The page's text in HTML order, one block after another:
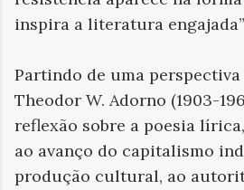
inspira a literatura engajada”
Partindo de uma
Theodor W. Adorno (1903-
reflexão sobre a poesia
ao avanço do capitalismo
produção cultural, ao